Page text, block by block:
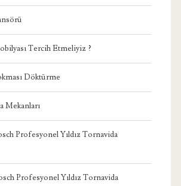
Tercih Etmeliyiz ?
Döktürme
Mekanları
Profesyonel Yıldız Tornavida
Profesyonel Yıldız Tornavida